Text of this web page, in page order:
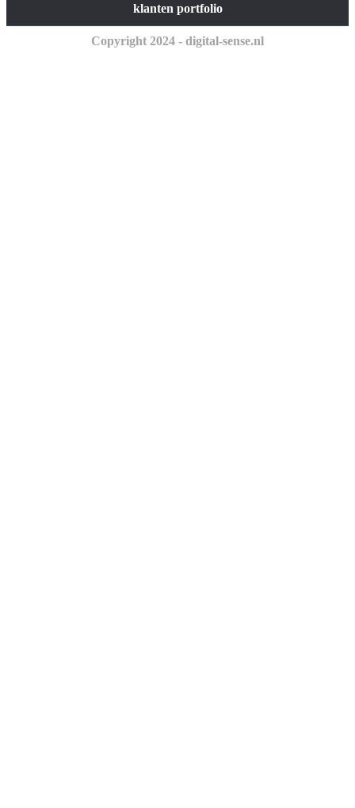
klanten portfolio
Copyright 2024 - digital-sense.nl